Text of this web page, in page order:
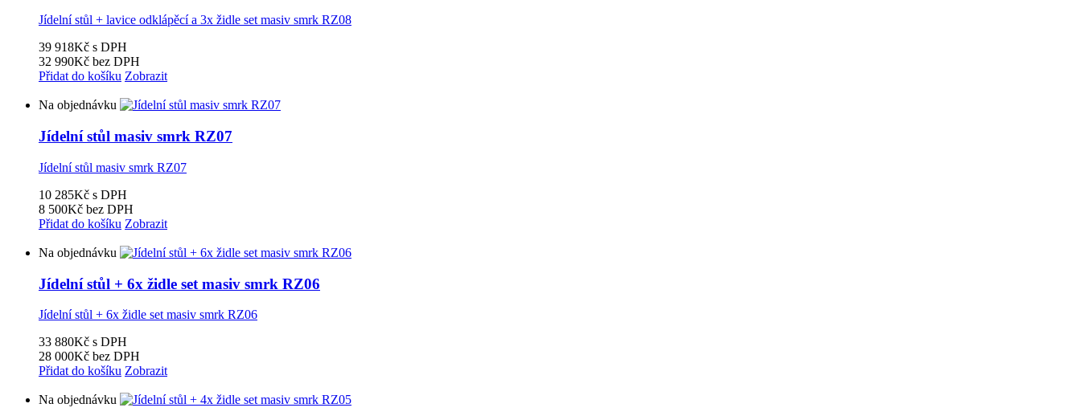
Jídelní stůl + lavice odklápěcí a 3x židle set masiv smrk RZ08
39 918Kč s DPH
32 990Kč bez DPH
Přidat do košíku Zobrazit
Na objednávku
Jídelní stůl masiv smrk RZ07
Jídelní stůl masiv smrk RZ07
10 285Kč s DPH
8 500Kč bez DPH
Přidat do košíku Zobrazit
Na objednávku
Jídelní stůl + 6x židle set masiv smrk RZ06
Jídelní stůl + 6x židle set masiv smrk RZ06
33 880Kč s DPH
28 000Kč bez DPH
Přidat do košíku Zobrazit
Na objednávku